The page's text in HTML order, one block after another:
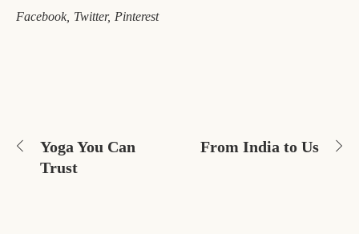
Facebook Twitter Pinterest
Yoga You Can
Trust
From India to Us